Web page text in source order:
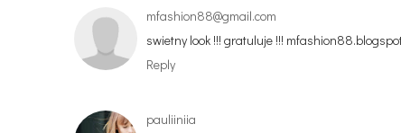
mfashion88@gmail.com
swietny look !!! gratuluje !!!
Reply
pauliiniia